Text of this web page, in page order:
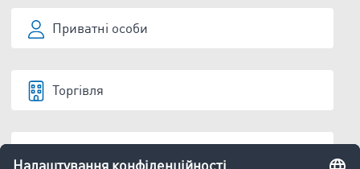
Приватні особи
Торгівля